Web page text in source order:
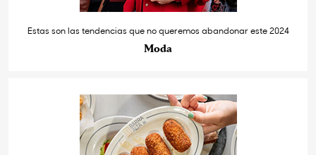
Estas son las tendencias que no queremos abandonar este 2024
Moda